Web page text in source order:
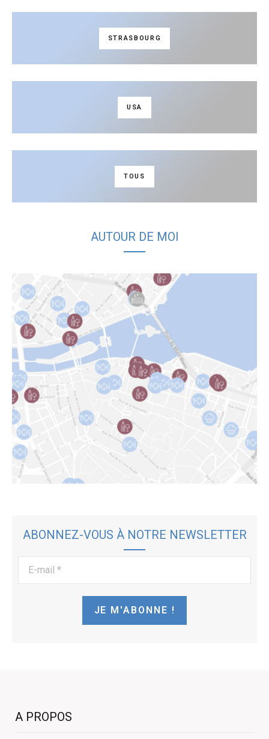
STRASBOURG
USA
TOUS
AUTOUR DE MOI
ABONNEZ-VOUS À NOTRE NEWSLETTER
mail
A PROPOS